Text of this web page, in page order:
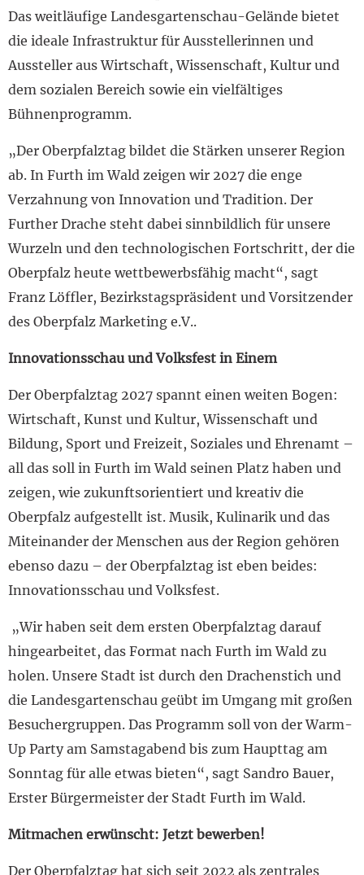
Das weitläufige Landesgartenschau-Gelände bietet
die ideale Infrastruktur für Ausstellerinnen und
Aussteller aus Wirtschaft, Wissenschaft, Kultur und
dem sozialen Bereich sowie ein vielfältiges
Bühnenprogramm.
„Der Oberpfalztag bildet die Stärken unserer Region
ab. In Furth im Wald zeigen wir 2027 die enge
Verzahnung von Innovation und Tradition. Der
Further Drache steht dabei sinnbildlich für unsere
Wurzeln und den technologischen Fortschritt, der die
Oberpfalz heute wettbewerbsfähig macht“, sagt
Franz Löffler, Bezirkstagspräsident und Vorsitzender
des Oberpfalz Marketing e.V..
Innovationsschau und Volksfest in Einem
Der Oberpfalztag 2027 spannt einen weiten Bogen:
Wirtschaft, Kunst und Kultur, Wissenschaft und
Bildung, Sport und Freizeit, Soziales und Ehrenamt –
all das soll in Furth im Wald seinen Platz haben und
zeigen, wie zukunftsorientiert und kreativ die
Oberpfalz aufgestellt ist. Musik, Kulinarik und das
Miteinander der Menschen aus der Region gehören
ebenso dazu – der Oberpfalztag ist eben beides:
Innovationsschau und Volksfest.
„Wir haben seit dem ersten Oberpfalztag darauf
hingearbeitet, das Format nach Furth im Wald zu
holen. Unsere Stadt ist durch den Drachenstich und
die Landesgartenschau geübt im Umgang mit großen
Besuchergruppen. Das Programm soll von der Warm-
Up Party am Samstagabend bis zum Haupttag am
Sonntag für alle etwas bieten“, sagt Sandro Bauer,
Erster Bürgermeister der Stadt Furth im Wald.
Mitmachen erwünscht: Jetzt bewerben!
Der Oberpfalztag hat sich seit 2022 als zentrales